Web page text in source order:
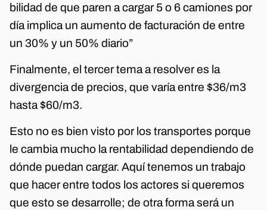
bilidad de que paren a cargar 5 o 6 camiones por
día implica un aumento de facturación de entre
un 30% y un 50% diario”
Finalmente, el tercer tema a resolver es la
divergencia de precios, que varía entre $36/m3
hasta $60/m3.
Esto no es bien visto por los transportes porque
le cambia mucho la rentabilidad dependiendo de
dónde puedan cargar. Aquí tenemos un trabajo
que hacer entre todos los actores si queremos
que esto se desarrolle; de otra forma será un